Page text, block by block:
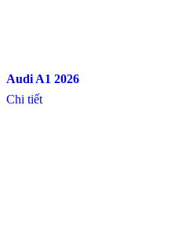
Audi A1 2026
Chi tiết